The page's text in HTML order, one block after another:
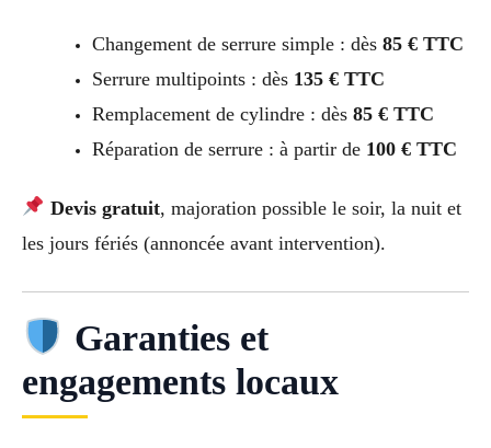
Changement de serrure simple : dès 85 € TTC
Serrure multipoints : dès 135 € TTC
Remplacement de cylindre : dès 85 € TTC
Réparation de serrure : à partir de 100 € TTC
Devis gratuit, majoration possible le soir, la nuit et
les jours fériés (annoncée avant intervention).
Garanties et
engagements locaux